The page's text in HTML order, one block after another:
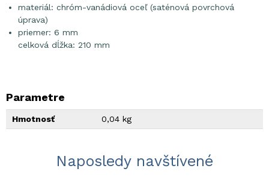
Parametre
Hmotnosť 0,04 kg
materiál: chróm-vanádiová oceľ (saténová povrchová
úprava)
priemer: 6 mm
celková dĺžka: 210 mm
Naposledy navštívené